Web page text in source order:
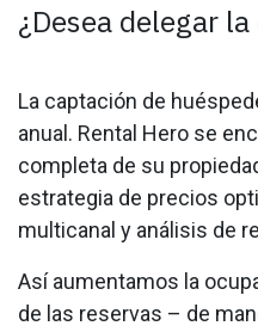
¿Desea delegar
La captación de
anual. Rental Hero se
completa de su
estrategia de precios
multicanal y análisis de
Así aumentamos la
de las reservas – de